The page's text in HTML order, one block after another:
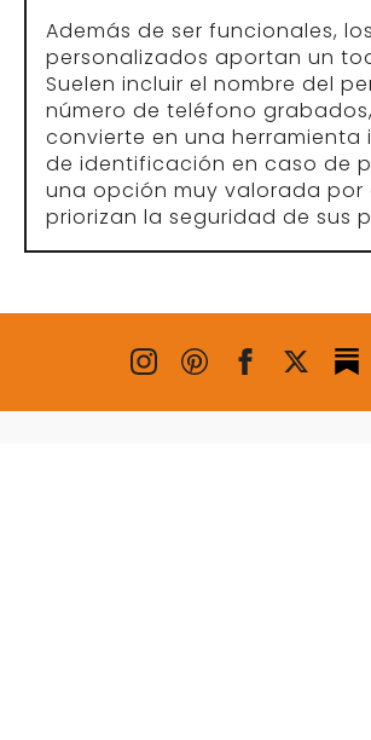
SOPORTE
Mi cuenta
Entregas y devoluciones
Condiciones generales
EMPRESA
Contacto